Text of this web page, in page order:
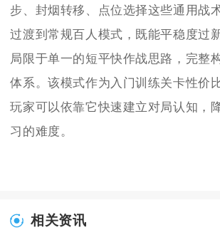
步、封烟转移、点位选择这些通用战
过渡到常规百人模式，既能平稳度过
局限于单一的短平快作战思路，完整
体系。该模式作为入门训练关卡性价
玩家可以依靠它快速建立对局认知，
习的难度。
相关资讯